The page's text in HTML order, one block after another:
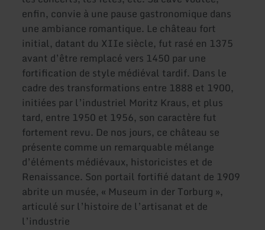
enfin, convie à une pause gastronomique dans
une ambiance romantique. Le château fort
initial, datant du XIIe siècle, fut rasé en 1375
avant d’être remplacé vers 1450 par une
fortification de style médiéval tardif. Dans le
cadre des transformations entre 1888 et 1900,
initiées par l’industriel Moritz Kraus, et plus
tard, entre 1950 et 1956, son caractère fut
fortement revu. De nos jours, ce château se
présente comme un remarquable mélange
d’éléments médiévaux, historicistes et de
Renaissance. Son portail fortifié datant de 1909
abrite un musée, « Museum in der Torburg »,
articulé sur l’histoire de l’artisanat et de
l’industrie